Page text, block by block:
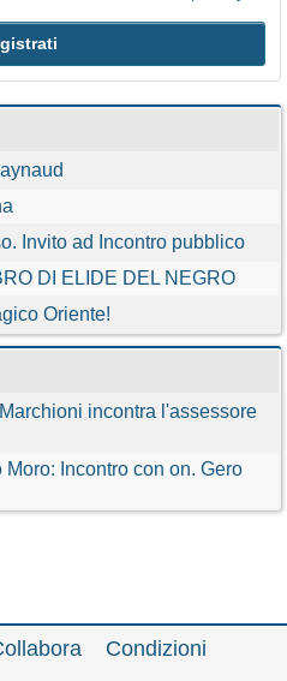
Invito ad Incontro pubblico
DI ELIDE DEL NEGRO
Oriente!
incontra l'assessore
Incontro con on. Gero
Condizioni